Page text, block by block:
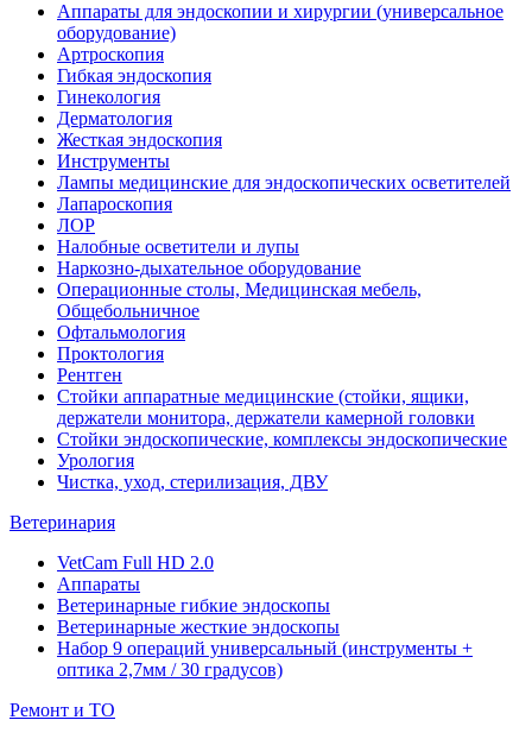
Аппараты для эндоскопии и хирургии (универсальное
оборудование)
Артроскопия
Гибкая эндоскопия
Гинекология
Дерматология
Жесткая эндоскопия
Инструменты
Лампы медицинские для эндоскопических осветителей
Лапароскопия
ЛОР
Налобные осветители и лупы
Наркозно-дыхательное оборудование
Операционные столы, Медицинская мебель,
Общебольничное
Офтальмология
Проктология
Рентген
Стойки аппаратные медицинские (стойки, ящики,
держатели монитора, держатели камерной головки
Стойки эндоскопические, комплексы эндоскопические
Урология
Чистка, уход, стерилизация, ДВУ
Ветеринария
VetCam Full HD 2.0
Аппараты
Ветеринарные гибкие эндоскопы
Ветеринарные жесткие эндоскопы
Набор 9 операций универсальный (инструменты +
оптика 2,7мм / 30 градусов)
Ремонт и ТО